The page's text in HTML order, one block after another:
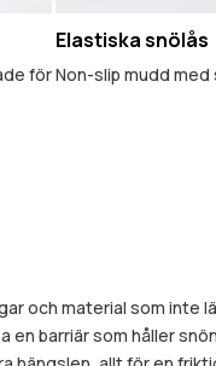
för
Elastiska snölås
Non-slip mudd
och material som
en barriär som håller